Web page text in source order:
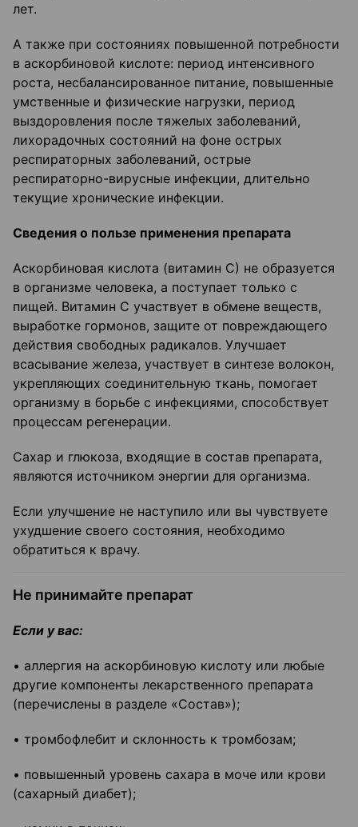
лет.
А также при состояниях повышенной потребности
в аскорбиновой кислоте: период интенсивного
роста, несбалансированное питание, повышенные
умственные и физические нагрузки, период
выздоровления после тяжелых заболеваний,
лихорадочных состояний на фоне острых
респираторных заболеваний, острые
респираторно-вирусные инфекции, длительно
текущие хронические инфекции.
Сведения о пользе применения препарата
Аскорбиновая кислота (витамин С) не образуется
в организме человека, а поступает только с
пищей. Витамин С участвует в обмене веществ,
выработке гормонов, защите от повреждающего
действия свободных радикалов. Улучшает
всасывание железа, участвует в синтезе волокон,
укрепляющих соединительную ткань, помогает
организму в борьбе с инфекциями, способствует
процессам регенерации.
Сахар и глюкоза, входящие в состав препарата,
являются источником энергии для организма.
Если улучшение не наступило или вы чувствуете
ухудшение своего состояния, необходимо
обратиться к врачу.
Не принимайте препарат
Если у вас:
• аллергия на аскорбиновую кислоту или любые
другие компоненты лекарственного препарата
(перечислены в разделе «Состав»);
• тромбофлебит и склонность к тромбозам;
• повышенный уровень сахара в моче или крови
(сахарный диабет);